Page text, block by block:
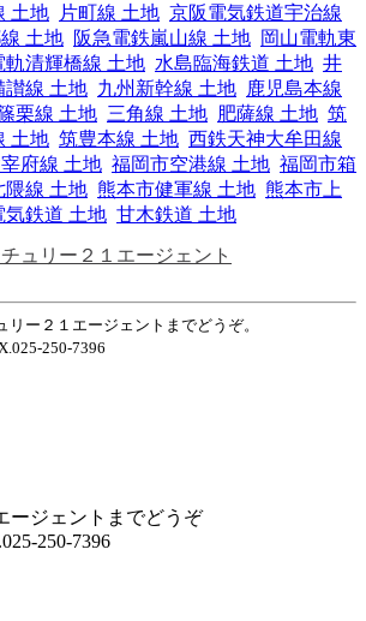
土地 片町線 土地 京阪電気鉄道宇治線
土地 阪急電鉄嵐山線 土地 岡山電軌東
軌清輝橋線 土地 水島臨海鉄道 土地 井
讃線 土地 九州新幹線 土地 鹿児島本線
栗線 土地 三角線 土地 肥薩線 土地 筑
土地 筑豊本線 土地 西鉄天神大牟田線
府線 土地 福岡市空港線 土地 福岡市箱
隈線 土地 熊本市健軍線 土地 熊本市上
気鉄道 土地 甘木鉄道 土地
ュリー２１エージェント
リー２１エージェントまでどうぞ。
250-7396
ージェントまでどうぞ
250-7396